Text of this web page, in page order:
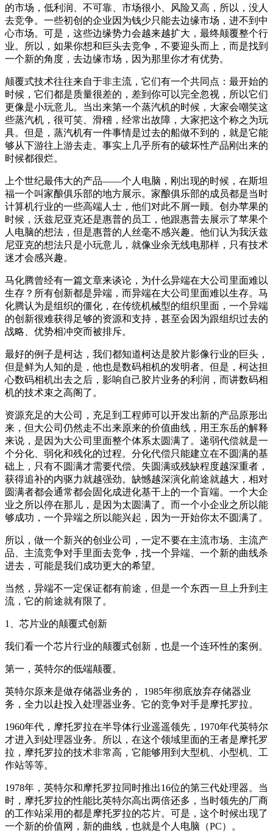
的市场，低利润、不可靠、市场很小、风险又高，所以，没人
去竞争。一些初创的企业因为钱少只能去边缘市场，进不到中
心市场。可是，这些边缘势力会越来越扩大，最终颠覆整个行
业。所以，如果你想和巨头去竞争，不要迎头而上，而是找到
一个新的角度，去边缘市场，因为那里你才有优势。
颠覆式技术往往来自于非主流，它们有一个共同点：最开始的
时候，它们都是质量很差的，差到你可以完全忽视，所以它们
更像是小玩意儿。当出来第一个蒸汽机的时候，大家会嘲笑这
些蒸汽机，很可笑、滑稽，经常出故障，大家把这个称之为玩
具。但是，蒸汽机有一件事情是过去的船做不到的，就是它能
够从下游往上游去走。事实上几乎所有的破坏性产品刚出来的
时候都很烂。
上个世纪最伟大的产品——个人电脑，刚出现的时候，在斯坦
福一个叫家酿俱乐部的地方展示。家酿俱乐部的成员都是当时
计算机行业的一些高端人士，他们对此不屑一顾。创办苹果的
时候，沃兹尼亚克还是惠普的员工，他跟惠普去展示了苹果个
人电脑的想法，但是惠普的人丝毫不感兴趣。他们认为我沃兹
尼亚克的想法只是小玩意儿，就像业余无线电那样，只有技术
迷才会感兴趣。
马化腾曾经有一篇文章来谈论，为什么异端在大公司里面难以
生存？所有创新都是异端，而异端在大公司里面难以生存。马
化腾认为是组织的僵化，在传统机械型的组织里面，一个异端
的创新很难获得足够的资源和支持，甚至会因为跟组织过去的
战略、优势相冲突而被排斥。
最好的例子是柯达，我们都知道柯达是胶片影像行业的巨头，
但是鲜为人知的是，他也是数码相机的发明者。但是，柯达担
心数码相机出去之后，影响自己胶片业务的利润，而讲数码相
机的技术束之高阁了。
资源充足的大公司，充足到工程师可以开发出新的产品原形出
来，但大公司仍然走不出来原来的价值曲线，用王东岳的解释
来说，是因为大公司里面整个体系太圆满了。递弱代偿就是一
个分化、弱化和残化的过程。分化代偿只能建立在不圆满的基
础上，只有不圆满才需要代偿。失圆满或残缺程度越深重者，
获得追补的内驱力就越强劲。缺憾越深演化前途就越大，相对
圆满者都会通常都会固化成进化基干上的一个盲端。一个大企
业之所以停在那儿，是因为太圆满了。而一个小企业之所以能
够成功，一个异端之所以能兴起，因为一开始你太不圆满了。
所以，做一个新兴的创业公司，一定不要在主流市场、主流产
品、主流竞争对手里面去竞争，找一个异端、一个新的曲线杀
进去，可能是我们成功更大的希望。
当然，异端不一定保证都有前途，但是一个东西一旦上升到主
流，它的前途就有限了。
1、芯片业的颠覆式创新
我们看一个芯片行业的颠覆式创新，也是一个连环性的案例。
第一，英特尔的低端颠覆。
英特尔原来是做存储器业务的， 1985年彻底放弃存储器业
务，全力以赴投入处理器业务。它的竞争对手是摩托罗拉。
1960年代，摩托罗拉在半导体行业遥遥领先，1970年代英特尔
才进入到处理器业务。所以，在这个领域里面的王者是摩托罗
拉，摩托罗拉的技术非常高，它能够用到大型机、小型机、工
作站等等。
1978年，英特尔和摩托罗拉同时推出16位的第三代处理器。当
时，摩托罗拉的性能比英特尔高出两倍还多，当时领先的厂商
的工作站采用的都是摩托罗拉的芯片。可是，这个时候出现了
一个新的价值网，新的曲线，也就是个人电脑（PC）。